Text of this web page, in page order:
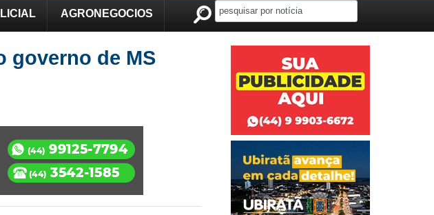
AGRONEGOCIOS
governo de MS